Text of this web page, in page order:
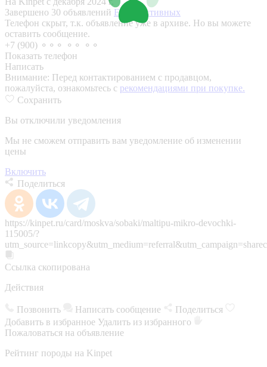
Завершено 30 объявлений Еще 5 активных
Телефон скрыт, т.к. объявление уже в архиве. Но вы можете
оставить сообщение.
+7 (900) ⚬⚬⚬ ⚬⚬ ⚬⚬
Показать телефон
Написать
Внимание: Перед контактированием с продавцом,
пожалуйста, ознакомьтесь с рекомендациями при покупке.
Сохранить
Вы отключили уведомления
Мы не сможем отправить вам уведомление об изменении
цены
Включить
Поделиться
https://kinpet.ru/card/moskva/sobaki/maltipu-mikro-devochki-
115005/?
Ссылка скопирована
Действия
Позвонить Написать сообщение
Поделиться
Добавить в избранное Удалить из избранного
Пожаловаться на объявление
Рейтинг породы на Kinpet